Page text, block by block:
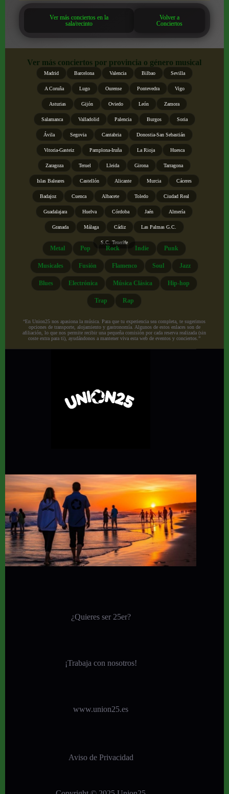
Ver más conciertos en la
sala/recinto
Volver a
Conciertos
Ver más conciertos por provincia o género musical
Madrid Barcelona Valencia Bilbao Sevilla
A Coruña Lugo Ourense Pontevedra Vigo
Asturias Gijón Oviedo León Zamora
Salamanca Valladolid Palencia Burgos Soria
Ávila Segovia Cantabria Donostia-San Sebastián
Vitoria-Gasteiz Pamplona-Iruña La Rioja Huesca
Zaragoza Teruel Lleida Girona Tarragona
Islas Baleares Castellón Alicante Murcia Cáceres
Badajoz Cuenca Albacete Toledo Ciudad Real
Guadalajara Huelva Córdoba Jaén Almería
Granada Málaga Cádiz Las Palmas G.C.
S.C. Tenerife
Metal Pop Rock Indie Punk
Musicales Fusión Flamenco Soul Jazz
Blues Electrónica Música Clásica Hip-hop
Trap Rap
“En Union25 nos apasiona la música. Para que tu experiencia sea completa, te sugerimos
opciones de transporte, alojamiento y gastronomía. Algunos de estos enlaces son de
afiliación, lo que nos permite recibir una pequeña comisión por cada reserva realizada (sin
coste extra para ti), ayudándonos a mantener viva esta web de eventos y conciertos.”
¿Quieres ser 25er?
¡Trabaja con nosotros!
www.union25.es
Aviso de Privacidad